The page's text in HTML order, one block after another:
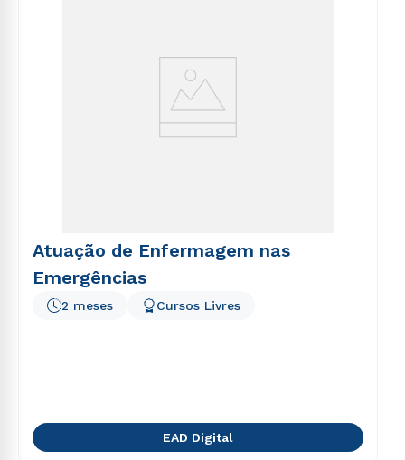
Atuação de Enfermagem nas
Emergências
2 meses Cursos Livres
EAD Digital